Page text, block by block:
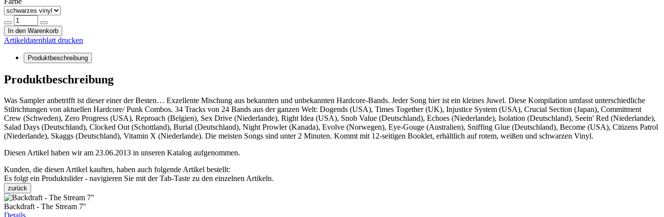
In den Warenkorb
Artikeldatenblatt drucken
Produktbeschreibung
Produktbeschreibung
Was Sampler anbetrifft ist dieser einer der Besten… Exzellente Mischung aus bekannten und unbekannten Hardcore-Bands. Jeder Song hier ist ein kleines Juwel. Diese Kompilation umfasst unterschiedliche
Stilrichtungen von aktuellen Hardcore/ Punk Combos. 34 Tracks von 24 Bands aus der ganzen Welt: Dogends (USA), Times Together (UK), Injustice System (USA), Crucial Section (Japan), Commitment
Crew (Schweden), Zero Progress (USA), Reproach (Belgien), Sex Drive (Niederlande), Right Idea (USA), Snob Value (Deutschland), Echoes (Niederlande), Isolation (Deutschland), Seein' Red (Niederlande),
Salad Days (Deutschland), Clocked Out (Schottland), Burial (Deutschland), Night Prowler (Kanada), Evolve (Norwegen), Eye-Gouge (Australien), Sniffing Glue (Deutschland), Become (USA), Citizens Patrol
(Niederlande), Skaggs (Deutschland), Vitamin X (Niederlande). Die meisten Songs sind unter 2 Minuten. Kommt mit 12-seitigen Booklet, erhältlich auf rotem, weißen und schwarzen Vinyl.
Diesen Artikel haben wir am 23.06.2013 in unseren Katalog aufgenommen.
Kunden, die diesen Artikel kauften, haben auch folgende Artikel bestellt:
Es folgt ein Produktslider - navigieren Sie mit der Tab-Taste zu den einzelnen Artikeln.
zurück
Backdraft - The Stream 7"
Details